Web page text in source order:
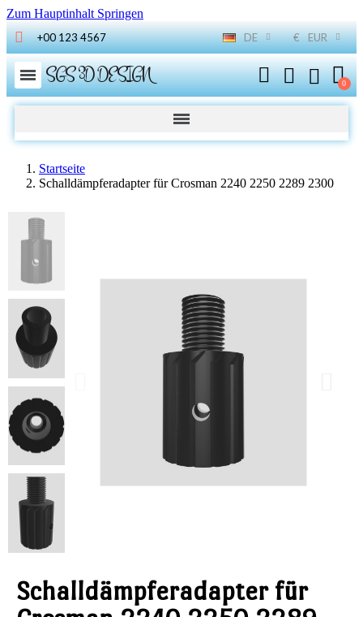
Zum Hauptinhalt Springen
+00 123 4567 DE € EUR
SGS 3D DESIGN
Startseite
Schalldämpferadapter für Crosman 2240 2250 2289 2300
Schalldämpferadapter für